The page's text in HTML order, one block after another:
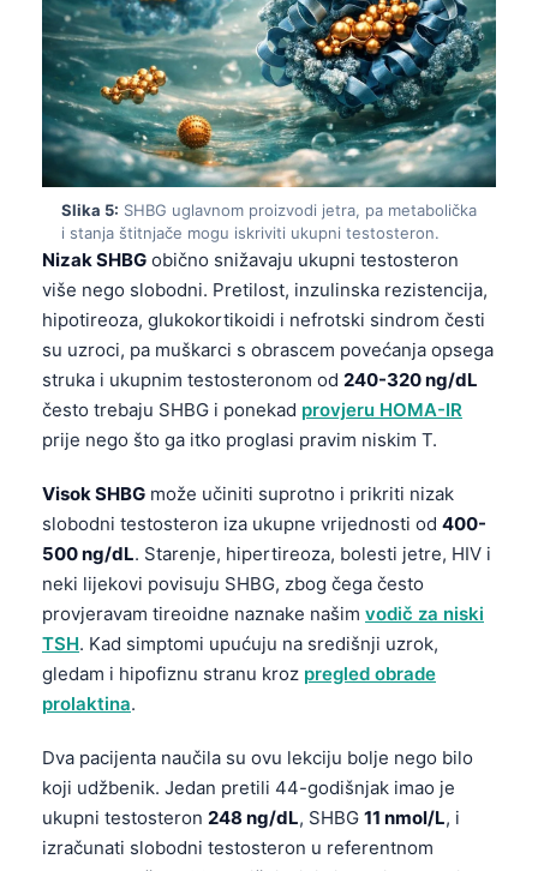
Slika 5: SHBG uglavnom proizvodi jetra, pa metabolička
i stanja štitnjače mogu iskriviti ukupni testosteron.
Nizak SHBG obično snižavaju ukupni testosteron
više nego slobodni. Pretilost, inzulinska rezistencija,
hipotireoza, glukokortikoidi i nefrotski sindrom česti
su uzroci, pa muškarci s obrascem povećanja opsega
struka i ukupnim testosteronom od 240-320 ng/dL
često trebaju SHBG i ponekad provjeru HOMA-IR
prije nego što ga itko proglasi pravim niskim T.
Visok SHBG može učiniti suprotno i prikriti nizak
slobodni testosteron iza ukupne vrijednosti od 400-
500 ng/dL. Starenje, hipertireoza, bolesti jetre, HIV i
neki lijekovi povisuju SHBG, zbog čega često
provjeravam tireoidne naznake našim vodič za niski
TSH. Kad simptomi upućuju na središnji uzrok,
gledam i hipofiznu stranu kroz pregled obrade
prolaktina.
Dva pacijenta naučila su ovu lekciju bolje nego bilo
koji udžbenik. Jedan pretili 44-godišnjak imao je
ukupni testosteron 248 ng/dL, SHBG 11 nmol/L, i
izračunati slobodni testosteron u referentnom